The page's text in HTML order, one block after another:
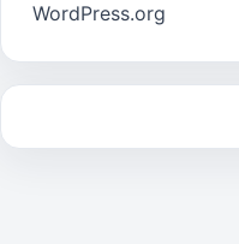
WordPress.org